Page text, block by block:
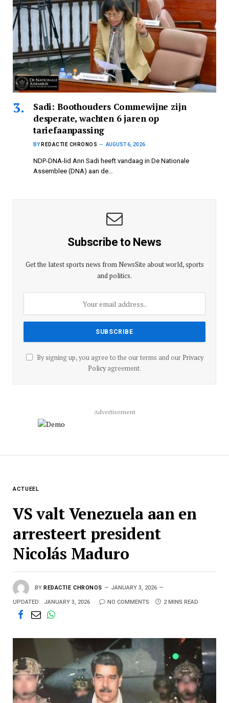
Sadi: Boothouders Commewijne zijn
desperate, wachten 6 jaren op
tariefaanpassing
BY REDACTIE CHRONOS AUGUST 6, 2026
NDP-DNA-lid Ann Sadi heeft vandaag in De Nationale
Assemblee (DNA) aan de…
Subscribe to News
Get the latest sports news from NewsSite about world, sports
and politics.
By signing up, you agree to the our terms and our Privacy
Policyagreement.
Advertisement
ACTUEEL
VS valt Venezuela aan en
arresteert president
Nicolás Maduro
BY REDACTIE CHRONOS JANUARY 3, 2026
UPDATED: JANUARY 3, 2026 NO COMMENTS 2 MINS READ